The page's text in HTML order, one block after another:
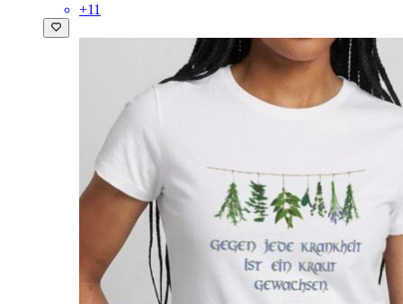
+11